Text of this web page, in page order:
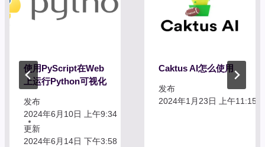
使用PyScript在Web
上运行Python可视化
发布
2024年6月10日 上午9:34
更新
2024年6月14日 下午3:58
Caktus AI怎么使用
发布
2024年1月23日 上午11:15